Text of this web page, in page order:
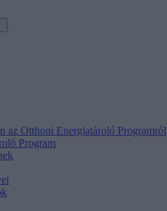
az Otthoni Energiatároló Programról
Program